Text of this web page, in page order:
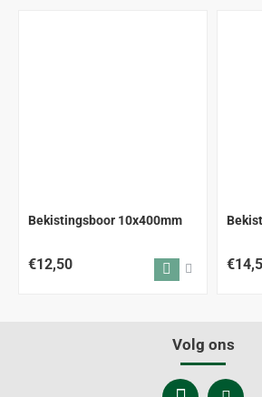
Bekistingsboor 10x400mm
€12,50
Volg ons